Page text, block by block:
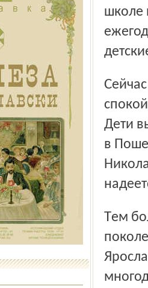
школе
Сейчас в семье Зои Мухиной, как говорится, «царят
Дети
в
Тем более, что теперь уже появилось и следующее